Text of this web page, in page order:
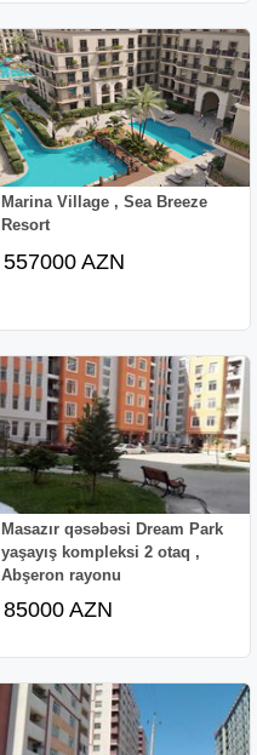
Marina Village , Sea Breeze
Resort
557000 AZN
Masazır qəsəbəsi Dream Park
yaşayış kompleksi 2 otaq ,
Abşeron rayonu
85000 AZN